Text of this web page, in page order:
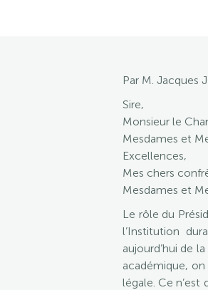
Par M. Jacques
Sire,
Monsieur le
Mesdames et
Excellences,
Mes chers
Mesdames et
Le rôle du
l’Institution
aujourd’hui de
académique,
légale. Ce